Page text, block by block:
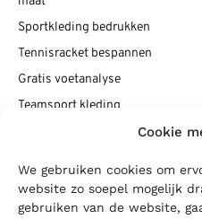
Cookie
We gebruiken cookies om
website zo soepel mogelijk
gebruiken van de website,
Sportkleding bedrukken
Tennisracket bespannen
Gratis voetanalyse
Teamsport kleding
Vacatures
Blogs